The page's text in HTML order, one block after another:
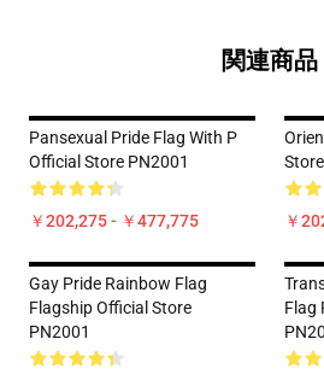
関連商品
Pansexual Pride Flag With P
Official Store PN2001
￥202,275 - ￥477,775 ￥
Gay Pride Rainbow Flag
Flagship Official Store
PN2001
Flag